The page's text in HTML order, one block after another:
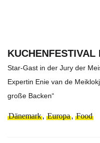
Star-Gast in der Jury der
Expertin Enie van de
große Backen“
Dänemark, Europa, Food